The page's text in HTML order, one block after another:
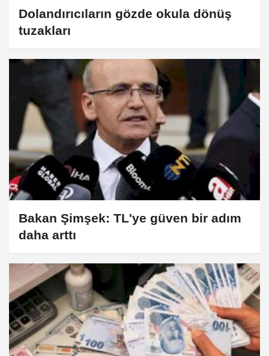
Dolandırıcıların gözde okula dönüş
tuzakları
Bakan Şimşek: TL'ye güven bir adım
daha arttı